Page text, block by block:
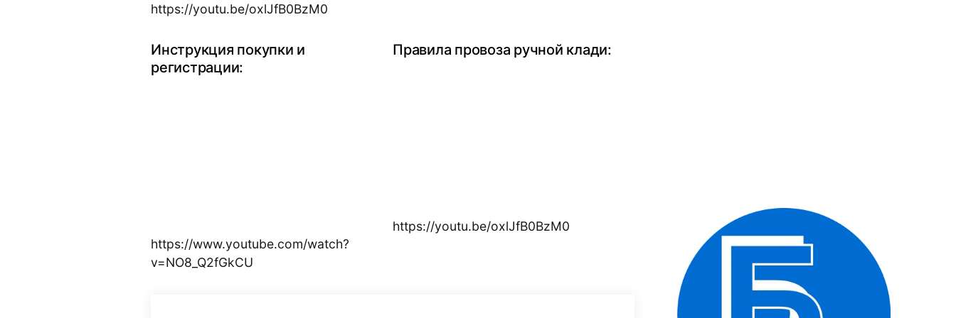
https://youtu.be/oxlJfB0BzM0
Инструкция покупки и
регистрации:
https://www.youtube.com/watch?
v=NO8_Q2fGkCU
Правила провоза ручной клади:
https://youtu.be/oxlJfB0BzM0